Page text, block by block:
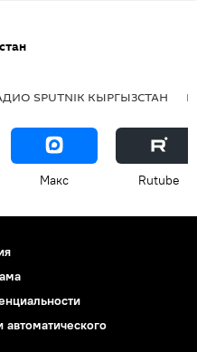
SPUTNIK КЫРГЫЗСТАН
Макс Rutube